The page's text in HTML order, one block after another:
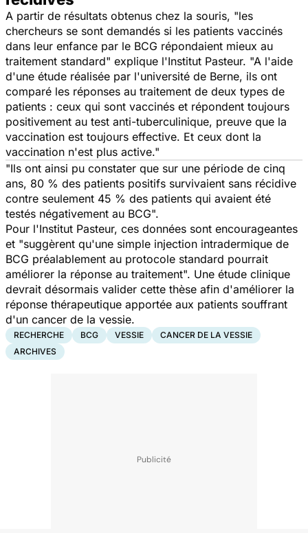
A partir de résultats obtenus chez la souris, "les
chercheurs se sont demandés si les patients vaccinés
dans leur enfance par le BCG répondaient mieux au
traitement standard" explique l'Institut Pasteur. "A l'aide
d'une étude réalisée par l'université de Berne, ils ont
comparé les réponses au traitement de deux types de
patients : ceux qui sont vaccinés et répondent toujours
positivement au test anti-tuberculinique, preuve que la
vaccination est toujours effective. Et ceux dont la
vaccination n'est plus active."
"Ils ont ainsi pu constater que sur une période de cinq
ans, 80 % des patients positifs survivaient sans récidive
contre seulement 45 % des patients qui avaient été
testés négativement au BCG".
Pour l'Institut Pasteur, ces données sont encourageantes
et "suggèrent qu'une simple injection intradermique de
BCG préalablement au protocole standard pourrait
améliorer la réponse au traitement". Une étude clinique
devrait désormais valider cette thèse afin d'améliorer la
réponse thérapeutique apportée aux patients souffrant
d'un cancer de la vessie.
RECHERCHE BCG VESSIE
CANCER DE LA VESSIE
ARCHIVES